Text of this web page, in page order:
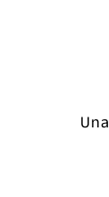
Una